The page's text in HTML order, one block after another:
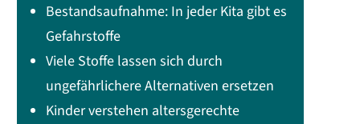
Bestandsaufnahme: In jeder Kita gibt es
Gefahrstoffe
Viele Stoffe lassen sich durch
ungefährlichere Alternativen ersetzen
Kinder verstehen altersgerechte